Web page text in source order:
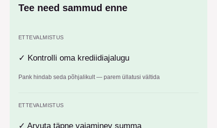
Tee need sammud enne
ETTEVALMISTUS
✓ Kontrolli oma krediidiajalugu
Pank hindab seda põhjalikult — parem üllatusi vältida
ETTEVALMISTUS
✓ Arvuta täpne vajaminev summa